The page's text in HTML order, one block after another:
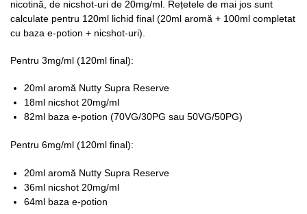
nicotină, de nicshot-uri de 20mg/ml. Rețetele de mai jos sunt
calculate pentru 120ml lichid final (20ml aromă + 100ml completat
cu baza e-potion + nicshot-uri).
Pentru 3mg/ml (120ml final):
20ml aromă Nutty Supra Reserve
18ml nicshot 20mg/ml
82ml baza e-potion (70VG/30PG sau 50VG/50PG)
Pentru 6mg/ml (120ml final):
20ml aromă Nutty Supra Reserve
36ml nicshot 20mg/ml
64ml baza e-potion